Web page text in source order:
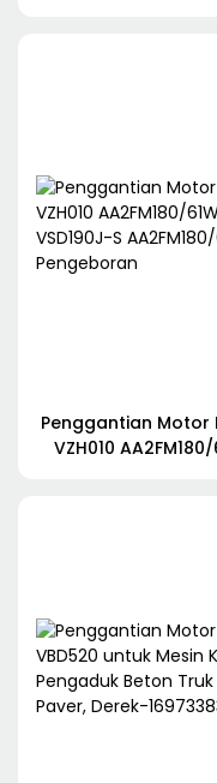
Penggantian Motor
VZH010